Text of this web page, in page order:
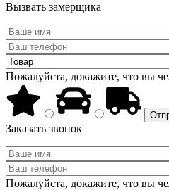
Вызвать замерщика
Пожалуйста, докажите, что вы
Заказать звонок
Пожалуйста, докажите, что вы